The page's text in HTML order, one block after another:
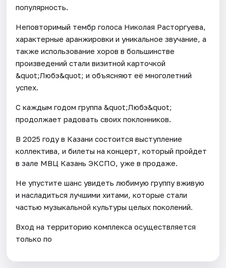
популярность.
Неповторимый тембр голоса Николая Расторгуева,
характерные аранжировки и уникальное звучание, а
также использование хоров в большинстве
произведений стали визитной карточкой
&quot;Любэ&quot; и объясняют её многолетний
успех.
С каждым годом группа &quot;Любэ&quot;
продолжает радовать своих поклонников.
В 2025 году в Казани состоится выступление
коллектива, и билеты на концерт, который пройдет
в зале МВЦ Казань ЭКСПО, уже в продаже.
Не упустите шанс увидеть любимую группу вживую
и насладиться лучшими хитами, которые стали
частью музыкальной культуры целых поколений.
Вход на территорию комплекса осуществляется
только по